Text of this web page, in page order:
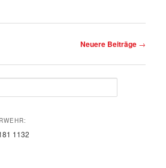
Neuere Beiträge →
1132